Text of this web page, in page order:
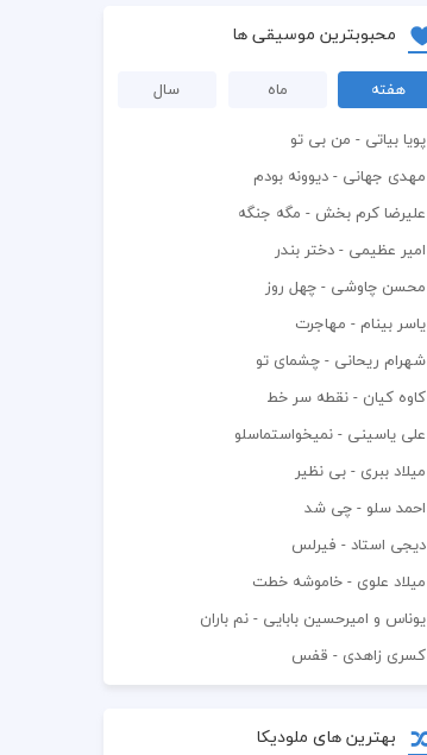
محبوبترین موسیقی ها
هفته ماه
سال
پویا بیاتی - من بی تو
مهدی جهانی - دیوونه بودم
علیرضا کرم بخش - مگه جنگه
امیر عظیمی - دختر بندر
محسن چاوشی - چهل روز
یاسر بینام - مهاجرت
شهرام ریحانی - چشمای تو
کاوه کیان - نقطه سر خط
علی یاسینی - نمیخواستماسلو
میلاد ببری - بی نظیر
احمد سلو - چی شد
دیجی استاد - فیرلس
میلاد علوی - خاموشه خطت
یوناس و امیرحسین بابایی - نم باران
کسری زاهدی - قفس
بهترین های ملودیکا